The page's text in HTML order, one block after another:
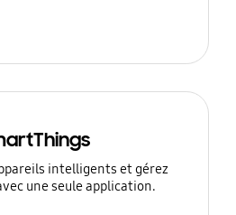
intelligents et gérez
une seule application.